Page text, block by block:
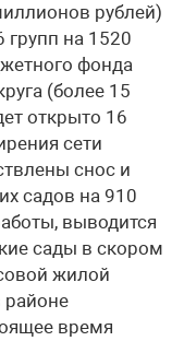
рублей)
групп на 1520
фонда
(более 15
открыто 16
сети
снос и
садов на 910
выводится
сады в скором
жилой
время